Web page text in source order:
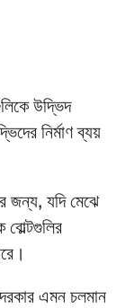
উদ্ভিদ
নির্মাণ ব্যয়
জন্য, যদি মেঝে
এমন চলমান